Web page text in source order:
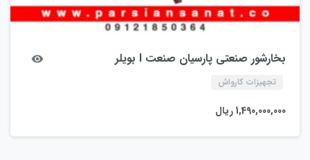
بخارشور صنعتی پارسیان صنعت l بویلر
تجهیزات کارواش
1,490,000,000ریال